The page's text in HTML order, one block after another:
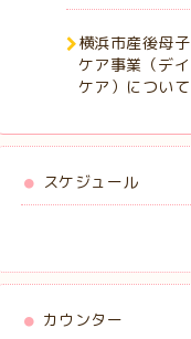
横浜市産後母子
ケア事業（デイ
ケア）について
スケジュール
カウンター